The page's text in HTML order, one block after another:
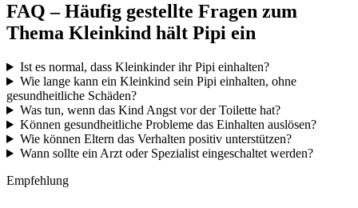
FAQ – Häufig gestellte Fragen zum
Thema Kleinkind hält Pipi ein
Ist es normal, dass Kleinkinder ihr Pipi einhalten?
Wie lange kann ein Kleinkind sein Pipi einhalten, ohne
gesundheitliche Schäden?
Was tun, wenn das Kind Angst vor der Toilette hat?
Können gesundheitliche Probleme das Einhalten auslösen?
Wie können Eltern das Verhalten positiv unterstützen?
Wann sollte ein Arzt oder Spezialist eingeschaltet werden?
Empfehlung